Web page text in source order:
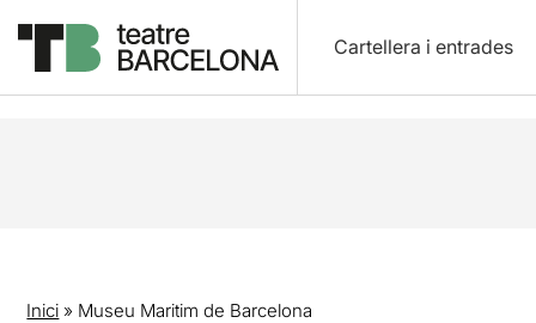
Cartellera i entrades
Inici » Museu Maritim de Barcelona